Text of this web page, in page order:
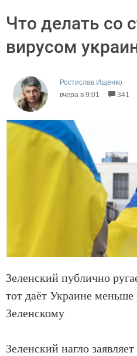
Что делать со
вирусом
Ростислав Ищенко
вчера в 9:01
341
Зеленский публично
тот даёт Украине меньше
Зеленскому
Зеленский нагло